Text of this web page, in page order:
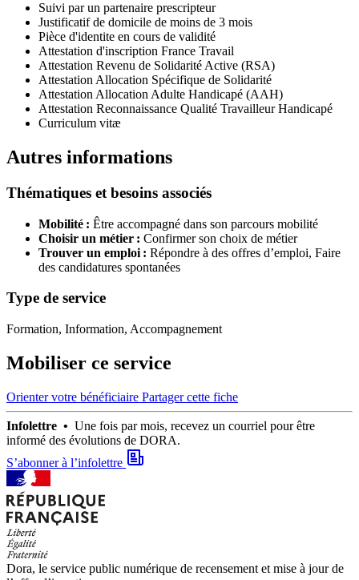
Suivi par un partenaire prescripteur
Justificatif de domicile de moins de 3 mois
Pièce d'identite en cours de validité
Attestation d'inscription France Travail
Attestation Revenu de Solidarité Active (RSA)
Attestation Allocation Spécifique de Solidarité
Attestation Allocation Adulte Handicapé (AAH)
Attestation Reconnaissance Qualité Travailleur Handicapé
Curriculum vitæ
Autres informations
Thématiques et besoins associés
Mobilité : Être accompagné dans son parcours mobilité
Choisir un métier : Confirmer son choix de métier
Trouver un emploi : Répondre à des offres d’emploi, Faire
des candidatures spontanées
Type de service
Formation, Information, Accompagnement
Mobiliser ce service
Orienter votre bénéficiaire Partager cette fiche
Infolettre • Une fois par mois, recevez un courriel pour être
informé des évolutions de DORA.
S’abonner à l’infolettre
Dora, le service public numérique de recensement et mise à jour de